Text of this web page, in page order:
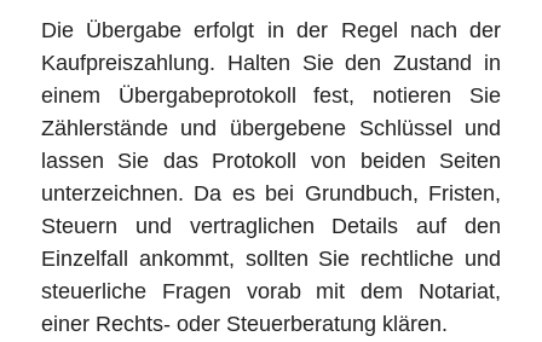
Die Übergabe erfolgt in der Regel nach der
Kaufpreiszahlung. Halten Sie den Zustand in
einem Übergabeprotokoll fest, notieren Sie
Zählerstände und übergebene Schlüssel und
lassen Sie das Protokoll von beiden Seiten
unterzeichnen. Da es bei Grundbuch, Fristen,
Steuern und vertraglichen Details auf den
Einzelfall ankommt, sollten Sie rechtliche und
steuerliche Fragen vorab mit dem Notariat,
einer Rechts- oder Steuerberatung klären.